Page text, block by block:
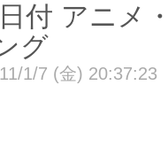
付 アニメ
グ
1/7 (金) 20:37:23